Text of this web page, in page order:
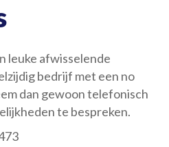
leuke afwisselende
bedrijf met een no
dan gewoon telefonisch
te bespreken.